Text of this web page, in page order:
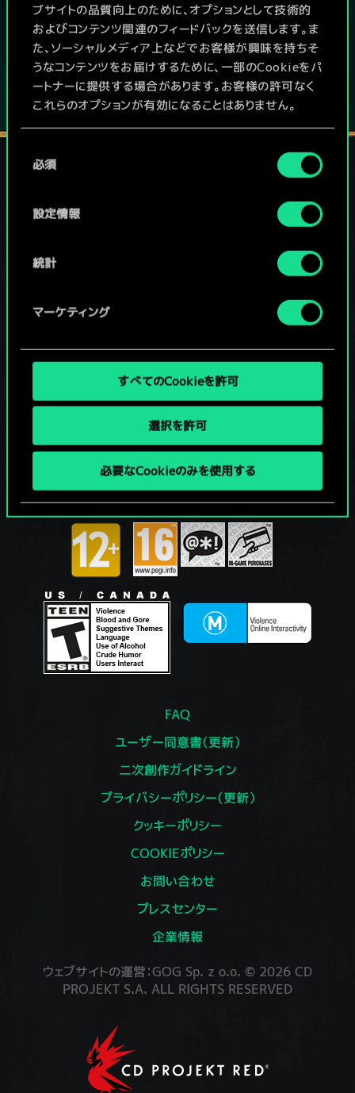
ブサイトの品質向上のために、オプションとして技術的
およびコンテンツ関連のフィードバックを送信します。ま
た、ソーシャルメディア上などでお客様が興味を持ちそ
うなコンテンツをお届けするために、一部のCookieをパ
ートナーに提供する場合があります。お客様の許可なく
これらのオプションが有効になることはありません。
詳細は、下記の「設定」メニューでご確認ください。
必須
設定情報
統計
マーケティング
すべてのCookieを許可
選択を許可
必要なCookieのみを使用する
その他対応機種：
ソーシャルメディア
FAQ
ユーザー同意書（更新）
二次創作ガイドライン
プライバシーポリシー（更新）
クッキーポリシー
COOKIEポリシー
お問い合わせ
プレスセンター
企業情報
ウェブサイトの運営：GOG Sp. z o.o. © 2026 CD
PROJEKT S.A. ALL RIGHTS RESERVED